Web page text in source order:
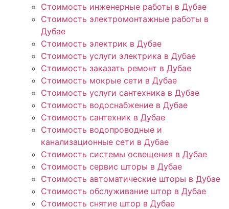
Стоимость инженерные работы в Дубае
Стоимость электромонтажные работы в
Дубае
Стоимость электрик в Дубае
Стоимость услуги электрика в Дубае
Стоимость заказать ремонт в Дубае
Стоимость мокрые сети в Дубае
Стоимость услуги сантехника в Дубае
Стоимость водоснабжение в Дубае
Стоимость сантехник в Дубае
Стоимость водопроводные и
канализационные сети в Дубае
Стоимость системы освещения в Дубае
Стоимость сервис шторы в Дубае
Стоимость автоматические шторы в Дубае
Стоимость обслуживание штор в Дубае
Стоимость снятие штор в Дубае